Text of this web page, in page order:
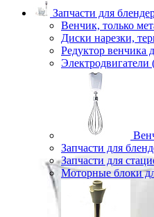
Запчасти для
Венчик, только
Диски нарезки,
Редуктор венчика
Электродвигатели
Запчасти для
Запчасти для
Моторные блоки